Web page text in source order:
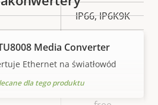
IP66, IP6K9K
Tak
free, PVC
Media Converter
Ethernet na światłowód
dla tego produktu